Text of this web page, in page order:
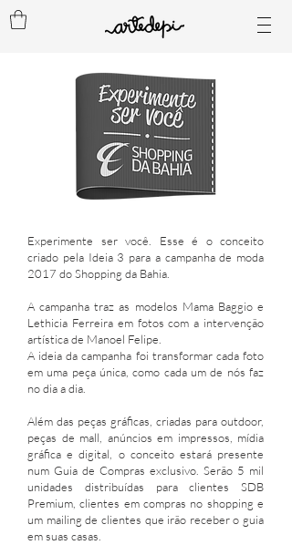
Experimente ser você. Esse é o conceito
criado pela Ideia 3 para a campanha de moda
2017 do Shopping da Bahia.
A campanha traz as modelos Mama Baggio e
Lethicia Ferreira em fotos com a intervenção
artística de Manoel Felipe.
A ideia da campanha foi transformar cada foto
em uma peça única, como cada um de nós faz
no dia a dia.
Além das peças gráficas, criadas para outdoor,
peças de mall, anúncios em impressos, mídia
gráfica e digital, o conceito estará presente
num Guia de Compras exclusivo. Serão 5 mil
unidades distribuídas para clientes SDB
Premium, clientes em compras no shopping e
um mailing de clientes que irão receber o guia
em suas casas.